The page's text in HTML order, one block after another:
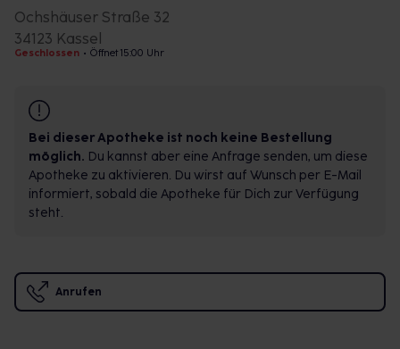
Ochshäuser Straße 32
34123 Kassel
Geschlossen • Öffnet 15:00 Uhr
Bei dieser Apotheke ist noch keine Bestellung
möglich. Du kannst aber eine Anfrage senden, um diese
Apotheke zu aktivieren. Du wirst auf Wunsch per E-Mail
informiert, sobald die Apotheke für Dich zur Verfügung
steht.
Anrufen